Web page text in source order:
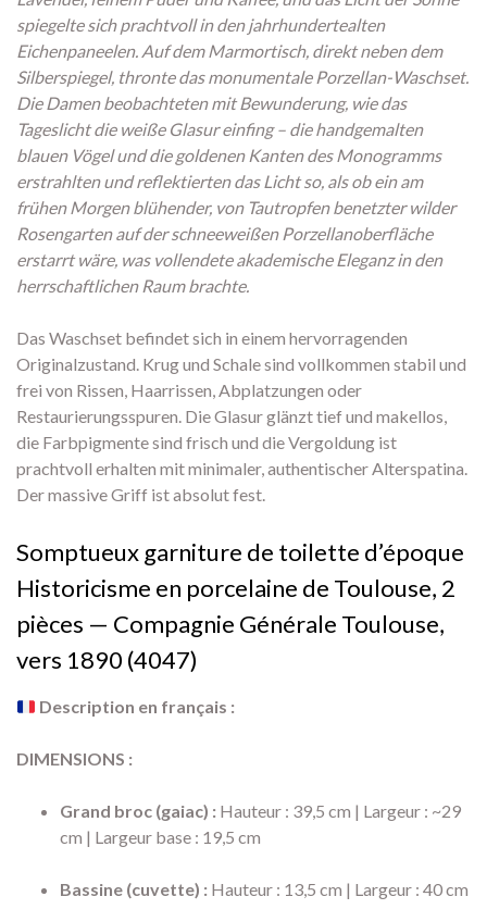
spiegelte sich prachtvoll in den jahrhundertealten
Eichenpaneelen. Auf dem Marmortisch, direkt neben dem
Silberspiegel, thronte das monumentale Porzellan-Waschset.
Die Damen beobachteten mit Bewunderung, wie das
Tageslicht die weiße Glasur einfing – die handgemalten
blauen Vögel und die goldenen Kanten des Monogramms
erstrahlten und reflektierten das Licht so, als ob ein am
frühen Morgen blühender, von Tautropfen benetzter wilder
Rosengarten auf der schneeweißen Porzellanoberfläche
erstarrt wäre, was vollendete akademische Eleganz in den
herrschaftlichen Raum brachte.
Das Waschset befindet sich in einem hervorragenden
Originalzustand. Krug und Schale sind vollkommen stabil und
frei von Rissen, Haarrissen,Abplatzungen oder
Restaurierungsspuren. Die Glasur glänzt tief und makellos,
die Farbpigmente sind frisch und die Vergoldung ist
prachtvoll erhalten mit minimaler,authentischer Alterspatina.
Der massive Griff ist absolut fest.
Somptueux garniture de toilette d’époque
Historicisme en porcelaine de Toulouse, 2
pièces — Compagnie Générale Toulouse,
vers 1890 (4047)
Description en français :
DIMENSIONS :
Grand broc (gaiac) : Hauteur : 39,5 cm | Largeur : ~29
cm | Largeur base : 19,5 cm
Bassine (cuvette) : Hauteur : 13,5 cm | Largeur : 40 cm